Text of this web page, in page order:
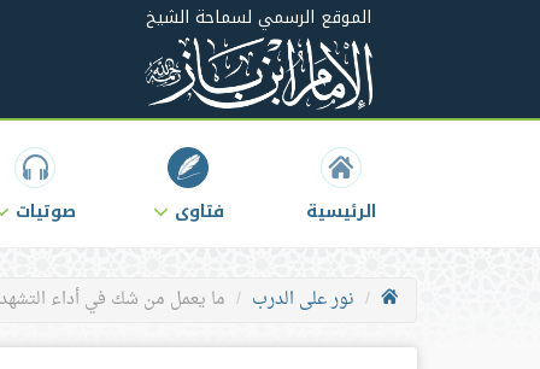
الموقع الرسمي لسماحة الشيخ
الرئيسية فتاوى صوتيات
نور على الدرب ما يعمل من شك في أداء